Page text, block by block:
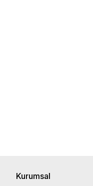
Kurumsal